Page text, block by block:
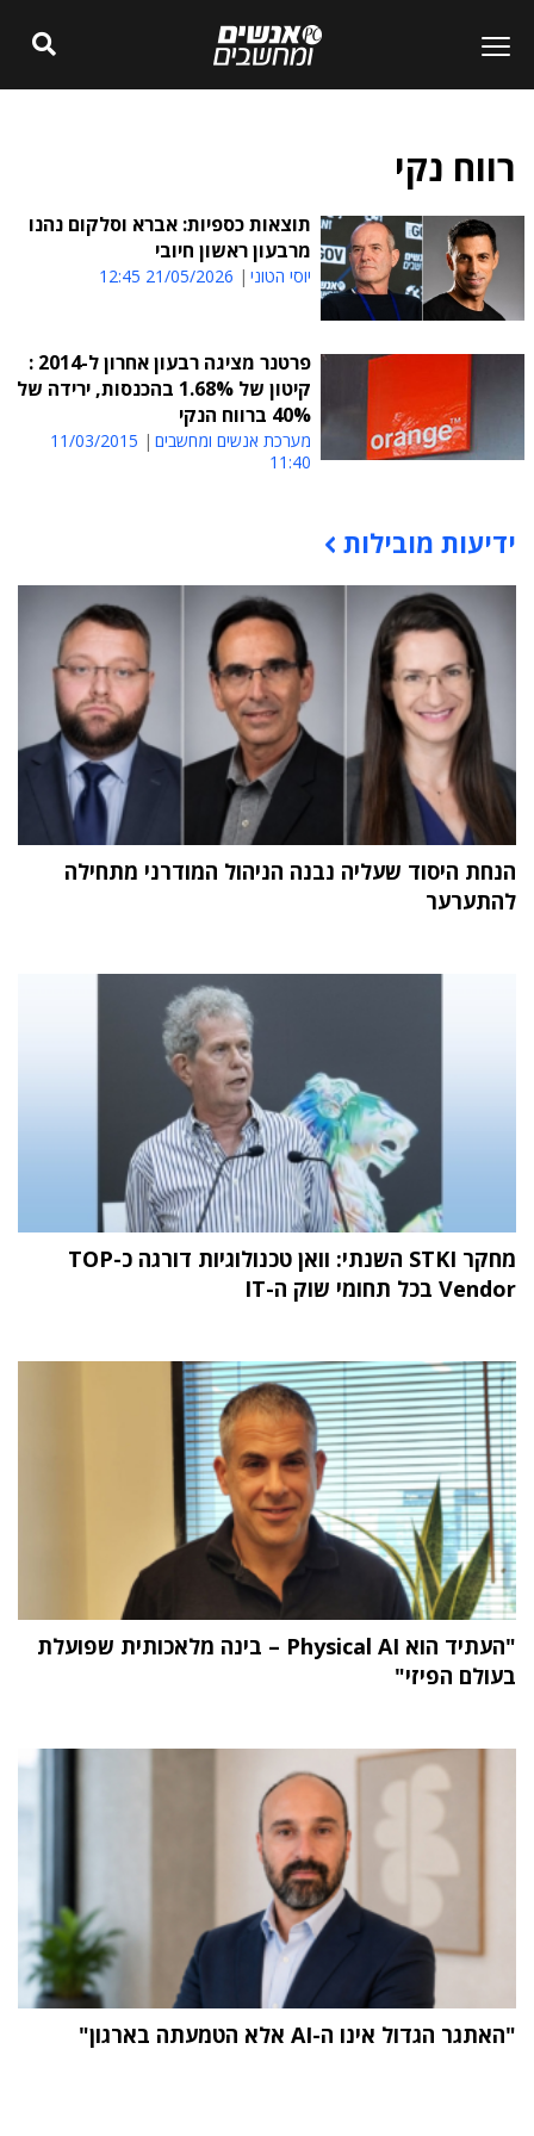
רווח נקי
תוצאות כספיות: אברא וסלקום נהנו
מרבעון ראשון חיובי
יוסי הטוני 21/05/2026 12:45
פרטנר מציגה רבעון אחרון ל-2014 :
קיטון של 1.68% בהכנסות, ירידה של
40% ברווח הנקי
מערכת אנשים ומחשבים
11/03/2015
11:40
תוכן פרסומי
ידיעות מובילות
הנחת היסוד שעליה נבנה הניהול המודרני מתחילה
להתערער
מחקר STKI השנתי: וואן טכנולוגיות דורגה כ-TOP
Vendor בכל תחומי שוק ה-IT
"העתיד הוא Physical AI – בינה מלאכותית שפועלת
בעולם הפיזי"
"האתגר הגדול אינו ה-AI אלא הטמעתה בארגון"